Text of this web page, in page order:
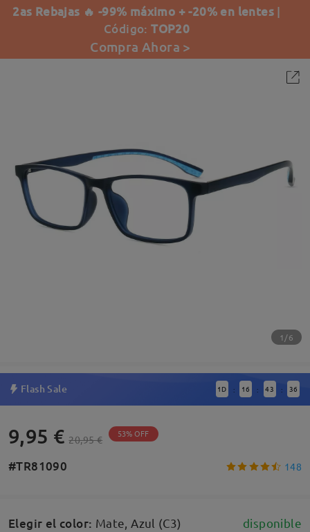
2as Rebajas 🔥 -99% máximo + -20% en lentes |
Código:TOP20
Compra Ahora >
1/6
Flash Sale 1 D : 16 : 43 : 35
9,95 € 20,95 € 53% OFF
#TR81090 148
Elegir el color: Mate, Azul (C3) disponible